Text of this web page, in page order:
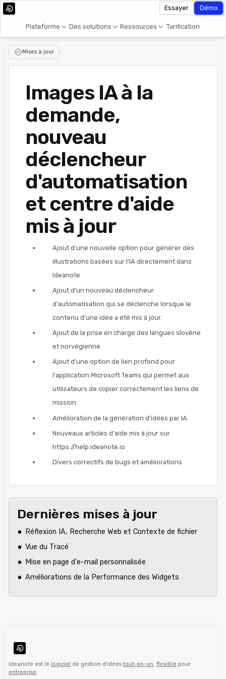
Plateforme Des solutions Ressources Tarification
Essayer Démo
Mises à jour >
Images IA à la
demande,
nouveau
déclencheur
d'automatisation
et centre d'aide
mis à jour
Ajout d'une nouvelle option pour générer des
illustrations basées sur l'IA directement dans
Ideanote
Ajout d'un nouveau déclencheur
d'automatisation qui se déclenche lorsque le
contenu d'une idée a été mis à jour.
Ajout de la prise en charge des langues slovène
et norvégienne
Ajout d'une option de lien profond pour
l'application Microsoft Teams qui permet aux
utilisateurs de copier correctement les liens de
mission
Amélioration de la génération d'idées par IA
Nouveaux articles d'aide mis à jour sur
https://help.ideanote.io
Divers correctifs de bugs et améliorations
Dernières mises à jour
Réflexion IA, Recherche Web et Contexte de fichier
Vue du Tracé
Mise en page d'e-mail personnalisée
Améliorations de la Performance des Widgets
Ideanote est le logiciel de gestion d'idéestout-en-un, flexible pour
entreprise.